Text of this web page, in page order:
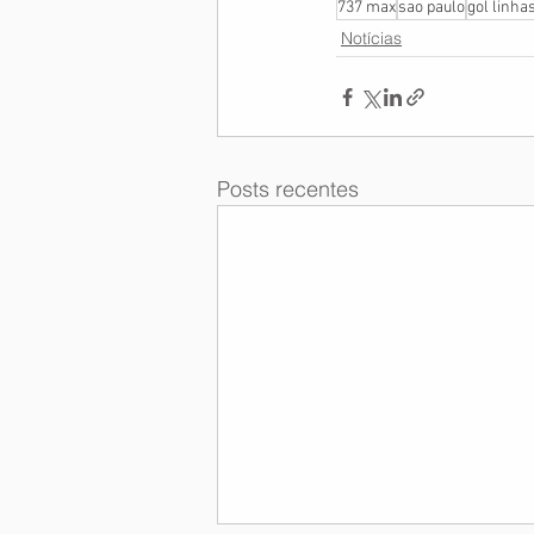
737 maxsao paulogol
Notícias
Posts recentes